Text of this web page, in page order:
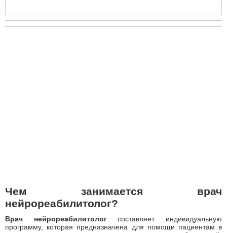
Чем занимается врач
нейрореабилитолог?
Врач нейрореабилитологсоставляет индивидуальную
программу, которая предназначена для помощи пациентам в